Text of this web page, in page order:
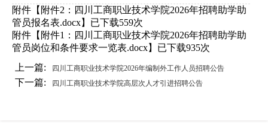
附件【 附件2：四川工商职业技术学院2026年招聘助学助
管员报名表.docx】已下载559次
附件【 附件1：四川工商职业技术学院2026年招聘助学助
管员岗位和条件要求一览表.docx】已下载935次
上一篇:
四川工商职业技术学院2026年编制外工作人员招聘公告
下一篇: 四川工商职业技术学院高层次人才引进招聘公告